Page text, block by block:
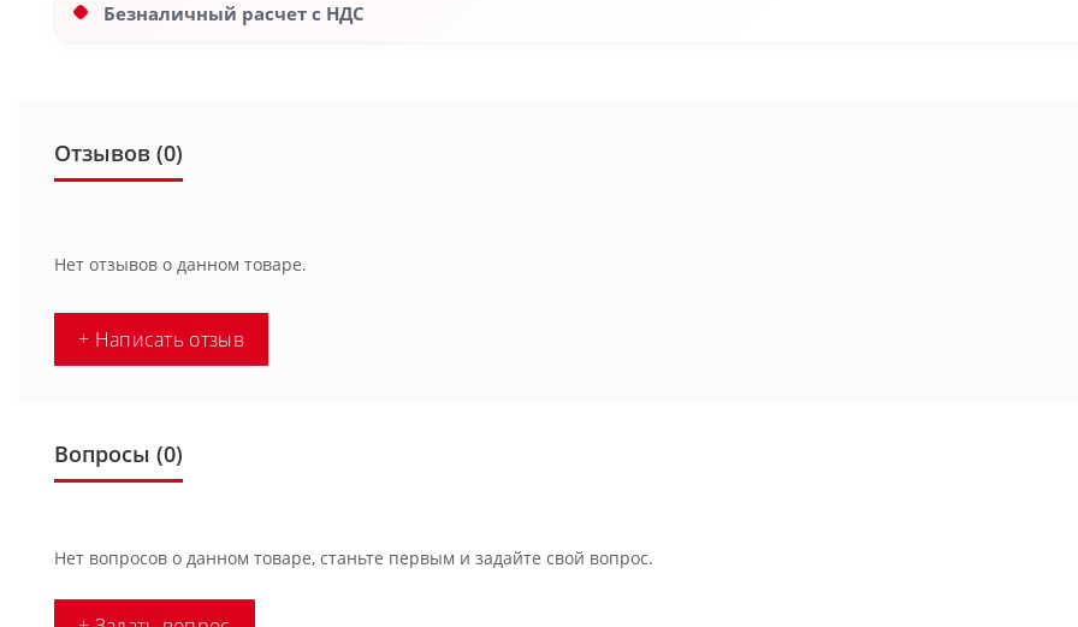
Безналичный расчет с НДС
Отзывов (0)
Нет отзывов о данном товаре.
+ Написать отзыв
Вопросы (0)
Нет вопросов о данном товаре, станьте первым и задайте свой вопрос.